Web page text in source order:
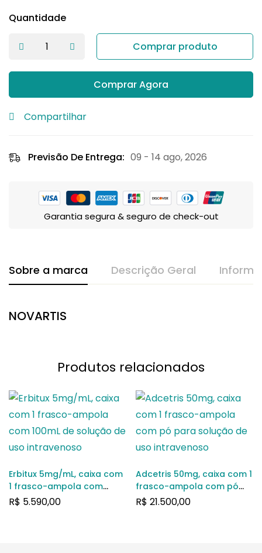
Quantidade
Comprar produto
Comprar Agora
Compartilhar
Previsão De Entrega: 09 - 14 ago, 2026
Garantia segura & seguro de check-out
Sobre a marca Descrição Geral
NOVARTIS
Produtos relacionados
Erbitux 5mg/mL, caixa com
1 frasco-ampola com
100mL de solução de uso
R$ 5.590,00
Adcetris 50mg, caixa com 1
frasco-ampola com pó
para solução de uso
R$ 21.500,00